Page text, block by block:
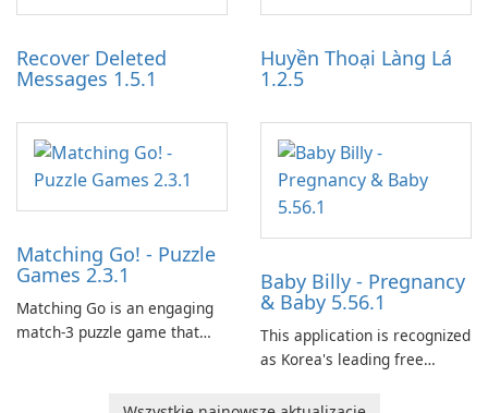
Auto IV.
and audience engagement.
Recover Deleted
Messages 1.5.1
Huyền Thoại Làng Lá
1.2.5
Matching Go! - Puzzle
Games 2.3.1
Matching Go is an engaging
match-3 puzzle game that
Ollie, on an adventurous
Baby Billy - Pregnancy
& Baby 5.56.1
This application is recognized
as Korea's leading free
baby tracking, offering